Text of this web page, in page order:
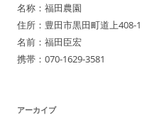
名称：福田農園
住所：豊田市黒田町道上408-1
名前：福田臣宏
携帯：070-1629-3581
アーカイブ